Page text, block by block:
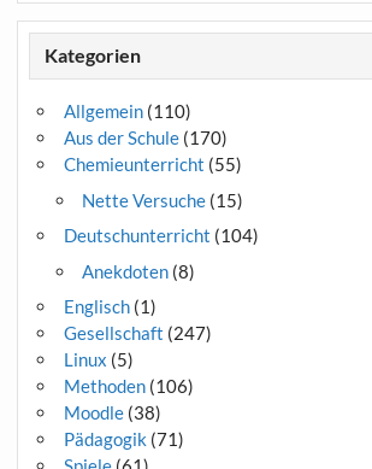
Kategorien
Allgemein(110)
Aus der Schule(170)
Chemieunterricht (55)
Nette Versuche(15)
Deutschunterricht (104)
Anekdoten(8)
Englisch(1)
Gesellschaft (247)
Linux (5)
Methoden(106)
Moodle(38)
Pädagogik (71)